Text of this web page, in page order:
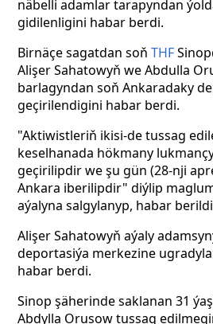
näbelli adamlar tarapyndan
gidilenligini habar berdi.
Birnäçe sagatdan soňTHF
Alişer Sahatowyň we Abdulla
barlagyndan soň Ankaradaky
geçirilendigini habar berdi.
"Aktiwistleriň ikisi-de tussag
keselhanada hökmany
geçirilipdir we şu gün (28-nji
Ankara iberilipdir" diýlip
aýalyna salgylanyp, habar
Alişer Sahatowyň aýaly
deportasiýa merkezine
habar berdi.
Sinop şäherinde saklanan 31
Abdylla Orusow tussag